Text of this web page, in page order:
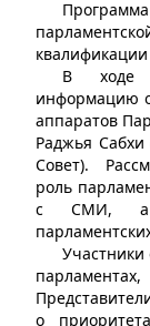
В ходе
информацию о
аппаратов
Раджья
Совет).
роль
с СМИ, а
Участники
о